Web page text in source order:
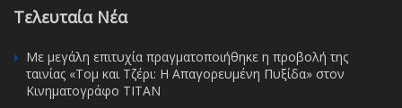
Τελευταία Νέα
Με μεγάλη επιτυχία πραγματοποιήθηκε η προβολή της
ταινίας «Τομ και Τζέρι: Η Απαγορευμένη Πυξίδα» στον
Κινηματογράφο ΤΙΤΑΝ